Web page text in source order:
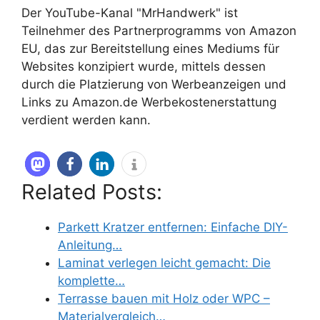
Der YouTube-Kanal "MrHandwerk" ist
Teilnehmer des Partnerprogramms von Amazon
EU, das zur Bereitstellung eines Mediums für
Websites konzipiert wurde, mittels dessen
durch die Platzierung von Werbeanzeigen und
Links zu Amazon.de Werbekostenerstattung
verdient werden kann.
Related Posts:
Parkett Kratzer entfernen: Einfache DIY-
Anleitung…
Laminat verlegen leicht gemacht: Die
komplette…
Terrasse bauen mit Holz oder WPC –
Materialvergleich…